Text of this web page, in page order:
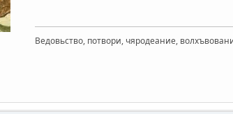
Ведовьство, потвори, чяродеание,